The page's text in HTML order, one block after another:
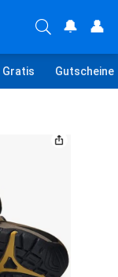
🔔 👤
Gratis Gutscheine